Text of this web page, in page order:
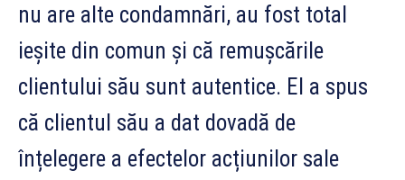
nu are alte condamnări, au fost total
ieșite din comun și că remușcările
clientului său sunt autentice. El a spus
că clientul său a dat dovadă de
înțelegere a efectelor acțiunilor sale